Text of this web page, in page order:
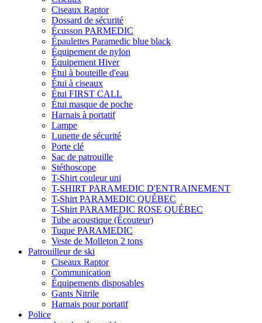
Ciseaux Raptor
Dossard de sécurité
Écusson PARMEDIC
Épaulettes Paramedic blue black
Équipement de nylon
Équipement Hiver
Étui à bouteille d'eau
Étui à ciseaux
Étui FIRST CALL
Étui masque de poche
Harnais à portatif
Lampe
Lunette de sécurité
Porte clé
Sac de patrouille
Stéthoscope
T-Shirt couleur uni
T-SHIRT PARAMEDIC D'ENTRAINEMENT
T-Shirt PARAMEDIC QUÉBEC
T-Shirt PARAMEDIC ROSE QUÉBEC
Tube acoustique (Écouteur)
Tuque PARAMEDIC
Veste de Molleton 2 tons
Patrouilleur de ski
Ciseaux Raptor
Communication
Équipements disposables
Gants Nitrile
Harnais pour portatif
Police